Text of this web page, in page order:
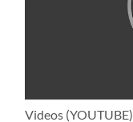
Videos (YOUTUBE)